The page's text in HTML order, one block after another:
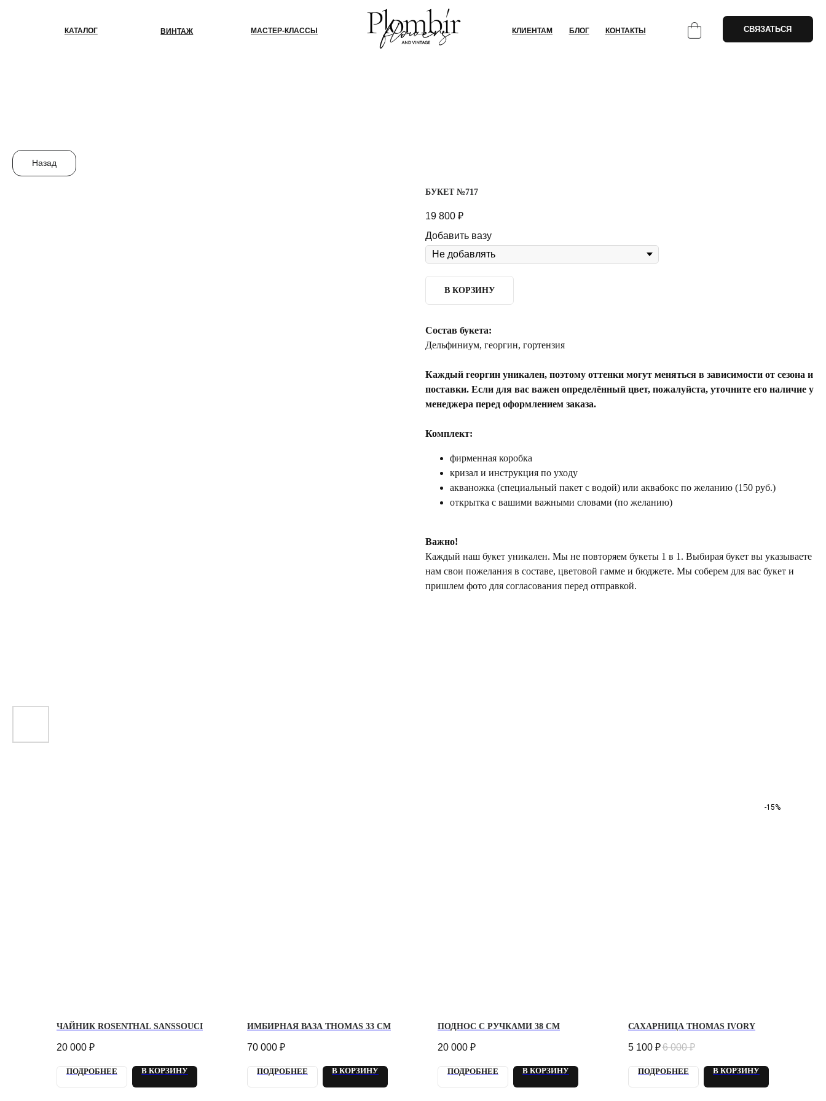
ВИНТАЖ МАСТЕР-КЛАССЫ БЛОГ
КАТАЛОГ КОНТАКТЫ СВЯЗАТЬСЯ
Назад
БУКЕТ №717
19 800 ₽
Добавить вазу
В КОРЗИНУ
Состав букета:
Дельфиниум, георгин, гортензия
Каждый георгин уникален, поэтому оттенки могут меняться в зависимости от сезона и
поставки. Если для вас важен определённый цвет, пожалуйста, уточните его наличие у
менеджера перед оформлением заказа.
Комплект:
фирменная коробка
кризал и инструкция по уходу
акваножка (специальный пакет с водой) или аквабокс по желанию (150 руб.)
открытка с вашими важными словами (по желанию)
Важно!
Каждый наш букет уникален. Мы не повторяем букеты 1 в 1. Выбирая букет вы указываете
нам свои пожелания в составе, цветовой гамме и бюджете. Мы соберем для вас букет и
пришлем фото для согласования перед отправкой.
ЧАЙНИК ROSENTHAL SANSSOUCI
20 000 ₽
ПОДРОБНЕЕ В КОРЗИНУ
ИМБИРНАЯ ВАЗА THOMAS 33 СМ
70 000 ₽
ПОДРОБНЕЕ В КОРЗИНУ
ПОДНОС С РУЧКАМИ 38 СМ
20 000 ₽
ПОДРОБНЕЕ В КОРЗИНУ
-15%
САХАРНИЦА THOMAS IVORY
5 100 ₽6 000 ₽
ПОДРОБНЕЕ В КОРЗИНУ